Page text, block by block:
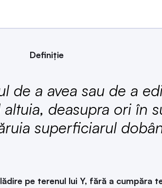
Definiție
de a avea sau de a
deasupra ori în
superficiarul
pe terenul lui Y, fără a cumpăra